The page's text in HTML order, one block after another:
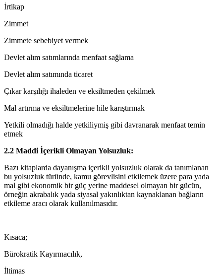
İrtikap
Zimmet
Zimmete sebebiyet vermek
Devlet alım satımlarında menfaat sağlama
Devlet alım satımında ticaret
Çıkar karşılığı ihaleden ve eksiltmeden çekilmek
Mal artırma ve eksiltmelerine hile karıştırmak
Yetkili olmadığı halde yetkiliymiş gibi davranarak menfaat temin
etmek
2.2 Maddi İçerikli Olmayan Yolsuzluk:
Bazı kitaplarda dayanışma içerikli yolsuzluk olarak da tanımlanan
bu yolsuzluk türünde, kamu görevlisini etkilemek üzere para yada
mal gibi ekonomik bir güç yerine maddesel olmayan bir gücün,
örneğin akrabalık yada siyasal yakınlıktan kaynaklanan bağların
etkileme aracı olarak kullanılmasıdır.
Kısaca;
Bürokratik Kayırmacılık,
İltimas